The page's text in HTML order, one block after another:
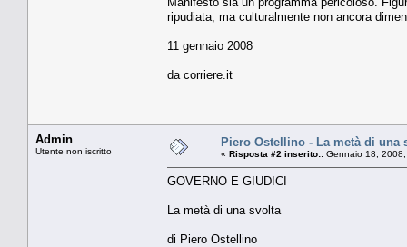
ripudiata, ma culturalmente non ancora
11 gennaio 2008
da corriere.it
Admin
Utente non iscritto
Piero Ostellino - La metà di una
« Risposta #2 inserito:: Gennaio 18,
GOVERNO E GIUDICI
La metà di una svolta
di Piero Ostellino